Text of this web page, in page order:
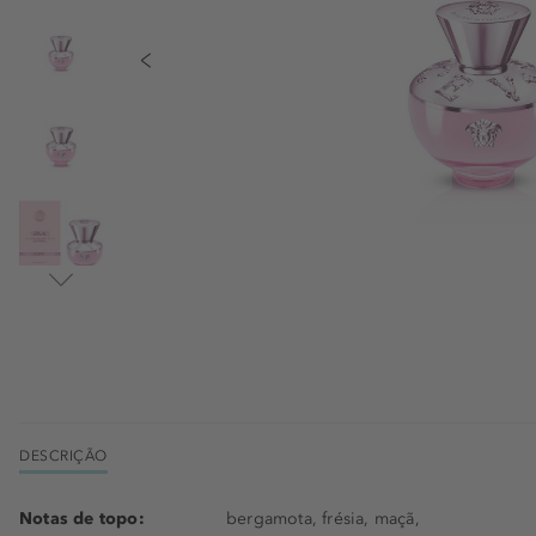
DESCRIÇÃO
Notas de topo:
bergamota, frésia, maçã,